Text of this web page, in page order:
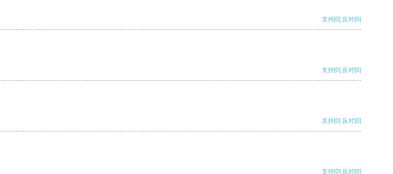
支持[0] 反对[0]
支持[0] 反对[0]
支持[0] 反对[0]
支持[0] 反对[0]